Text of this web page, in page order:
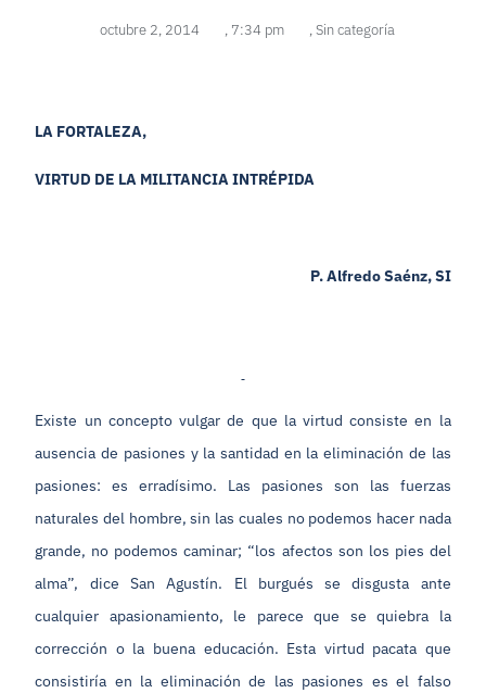
octubre 2, 2014 , 7:34 pm ,Sin categoría
LA FORTALEZA,
VIRTUD DE LA MILITANCIA INTRÉPIDA
P. Alfredo Saénz, SI
Existe un concepto vulgar de que la virtud consiste en la
ausencia de pasiones y la santidad en la eliminación de las
pasiones: es erradísimo. Las pasiones son las fuerzas
naturales del hombre, sin las cuales no podemos hacer nada
grande, no podemos caminar; “los afectos son los pies del
alma”, dice San Agustín. El burgués se disgusta ante
cualquier apasionamiento, le parece que se quiebra la
corrección o la buena educación. Esta virtud pacata que
consistiría en la eliminación de las pasiones es el falso